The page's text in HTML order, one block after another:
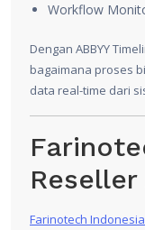
Workflow
Dengan ABBYY
bagaimana proses
data real-time dari
Reseller
Farinotech Indonesia